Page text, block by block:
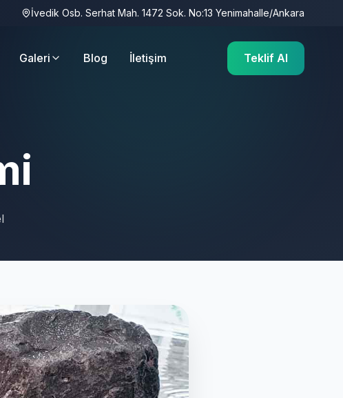
İvedik Osb. Serhat Mah. 1472 Sok. No:13 Yenimahalle/Ankara
Galeri Blog İletişim Teklif Al